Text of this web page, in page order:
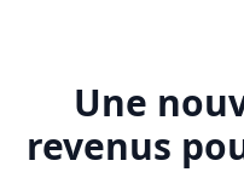
Une
revenus